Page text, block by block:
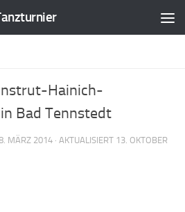
Hainich-
Bad Tennstedt
MÄRZ 2014 · AKTUALISIERT 13. OKTOBER